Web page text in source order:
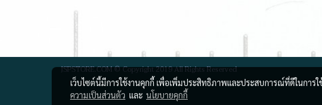
JSPSTORE.COM © Copyright 2019 All Rights Reserved
เว็บไซต์นี้มีการใช้งานคุกกี้ เพื่อเพิ่มประสิทธิภาพและประสบการณ์ที่ดีในการ
ความเป็นส่วนตัว และ นโยบายคุกกี้